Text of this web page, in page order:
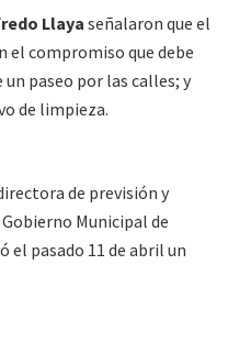
Llayaseñalaron que el
el compromiso que debe
paseo por las calles; y
de limpieza.
de previsión y
Municipal de
pasado 11 de abril un